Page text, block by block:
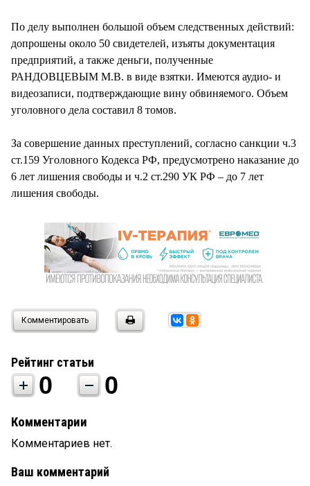
По делу выполнен большой объем следственных действий:
допрошены около 50 свидетелей, изъяты документация
предприятий, а также деньги, полученные
РАНДОВЦЕВЫМ М.В. в виде взятки. Имеются аудио- и
видеозаписи, подтверждающие вину обвиняемого. Объем
уголовного дела составил 8 томов.
За совершение данных преступлений, согласно санкции ч.3
ст.159 Уголовного Кодекса РФ, предусмотрено наказание до
6 лет лишения свободы и ч.2 ст.290 УК РФ – до 7 лет
лишения свободы.
Комментировать
Рейтинг статьи
0 0
Комментарии
Комментариев нет.
Ваш комментарий